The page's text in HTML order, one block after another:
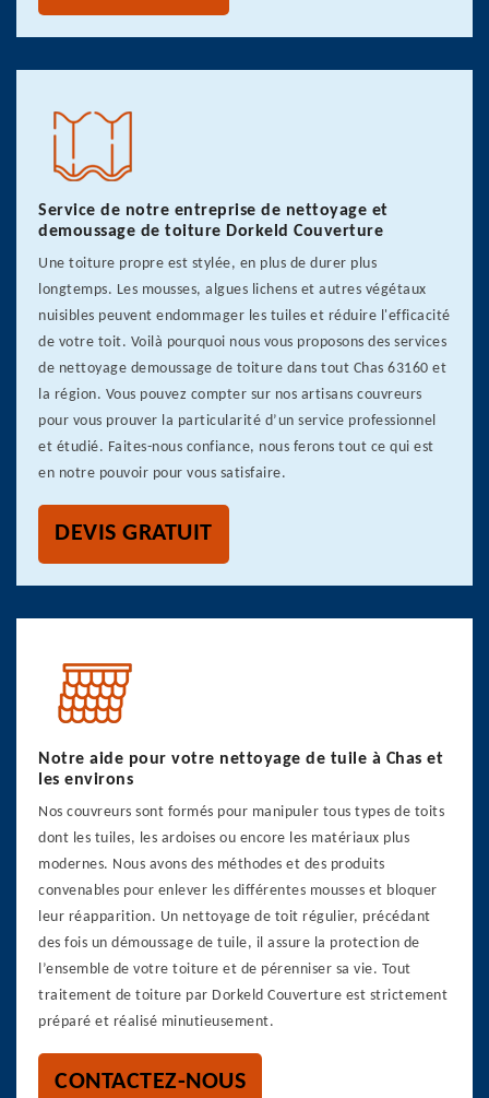
Service de notre entreprise de nettoyage et
demoussage de toiture Dorkeld Couverture
Une toiture propre est stylée, en plus de durer plus
longtemps. Les mousses, algues lichens et autres végétaux
nuisibles peuvent endommager les tuiles et réduire l'efficacité
de votre toit. Voilà pourquoi nous vous proposons des services
de nettoyage demoussage de toiture dans tout Chas 63160 et
la région. Vous pouvez compter sur nos artisans couvreurs
pour vous prouver la particularité d’un service professionnel
et étudié. Faites-nous confiance, nous ferons tout ce qui est
en notre pouvoir pour vous satisfaire.
DEVIS GRATUIT
Notre aide pour votre nettoyage de tuile à Chas et
les environs
Nos couvreurs sont formés pour manipuler tous types de toits
dont les tuiles, les ardoises ou encore les matériaux plus
modernes. Nous avons des méthodes et des produits
convenables pour enlever les différentes mousses et bloquer
leur réapparition. Un nettoyage de toit régulier, précédant
des fois un démoussage de tuile, il assure la protection de
l’ensemble de votre toiture et de pérenniser sa vie. Tout
traitement de toiture par Dorkeld Couverture est strictement
préparé et réalisé minutieusement.
CONTACTEZ-NOUS